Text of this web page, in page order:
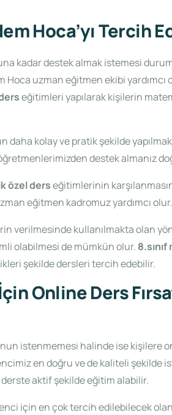
Hoca’yı Tercih
kadar destek almak istemesi
uzman eğitmen ekibi yardımcı
eğitimleri yapılarak kişilerin
daha kolay ve pratik şekilde
destek almanız
özel derseğitimlerinin
eğitmen kadromuz yardımcı olur.
verilmesinde kullanılmakta olan
olabilmesi de mümkün olur.
şekilde dersleri tercih edebilir.
Online Ders
istenmemesi halinde ise kişilere
en doğru ve de kaliteli şekilde
aktif şekilde eğitim alabilir.
için en çok tercih edilebilecek